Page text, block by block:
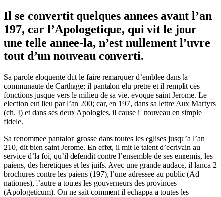
Il se convertit quelques annees avant l’an
197, car l’Apologetique, qui vit le jour
une telle annee-la, n’est nullement l’uvre
tout d’un nouveau converti.
Sa parole eloquente dut le faire remarquer d’emblee dans la
communaute de Carthage; il pantalon elu pretre et il remplit ces
fonctions jusque vers le milieu de sa vie, evoque saint Jerome. Le
election eut lieu par l’an 200; car, en 197, dans sa lettre Aux Martyrs
(ch. I) et dans ses deux Apologies, il cause i nouveau en simple
fidele.
Sa renommee pantalon grosse dans toutes les eglises jusqu’a l’an
210, dit bien saint Jerome. En effet, il mit le talent d’ecrivain au
service d’la foi, qu’il defendit contre l’ensemble de ses ennemis, les
paiens, des heretiques et les juifs. Avec une grande audace, il lanca 2
brochures contre les paiens (197), l’une adressee au public (Ad
nationes), l’autre a toutes les gouverneurs des provinces
(Apologeticum). On ne sait comment il echappa a toutes les